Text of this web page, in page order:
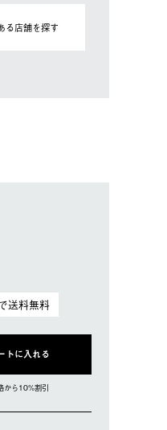
る店舗を探す
送料無料
トに入れる
から10%割引